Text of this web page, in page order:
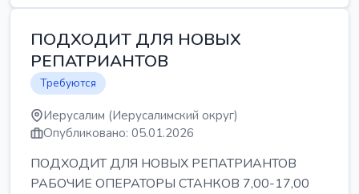
ПОДХОДИТ ДЛЯ НОВЫХ
РЕПАТРИАНТОВ
Требуются
Иерусалим (Иерусалимский округ)
Опубликовано: 05.01.2026
ПОДХОДИТ ДЛЯ НОВЫХ РЕПАТРИАНТОВ
РАБОЧИЕ ОПЕРАТОРЫ СТАНКОВ 7,00-17,00